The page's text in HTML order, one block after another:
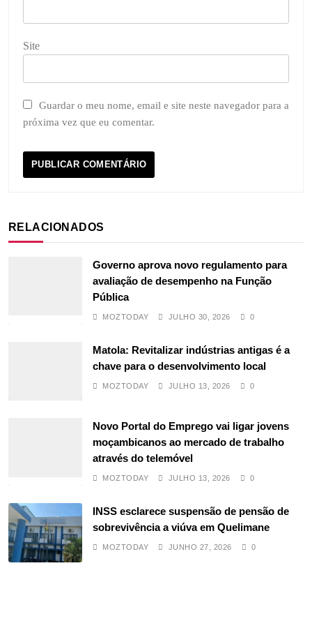
Site
Guardar o meu nome, email e site neste navegador para a
próxima vez que eu comentar.
RELACIONADOS
Governo aprova novo regulamento para
avaliação de desempenho na Função
Pública
MOZTODAY JULHO 30, 2026 0
Matola: Revitalizar indústrias antigas é a
chave para o desenvolvimento local
MOZTODAY JULHO 13, 2026 0
Novo Portal do Emprego vai ligar jovens
moçambicanos ao mercado de trabalho
através do telemóvel
MOZTODAY JULHO 13, 2026 0
INSS esclarece suspensão de pensão de
sobrevivência a viúva em Quelimane
MOZTODAY JUNHO 27, 2026 0